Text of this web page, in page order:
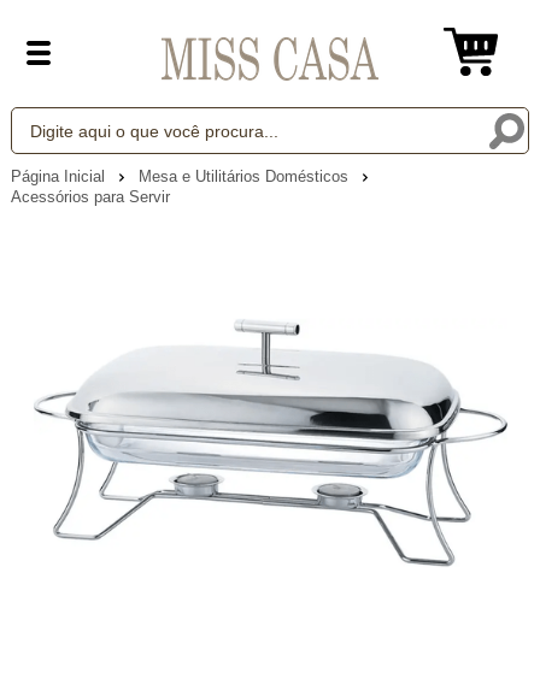
Página Inicial
Mesa e Utilitários Domésticos
Acessórios para Servir